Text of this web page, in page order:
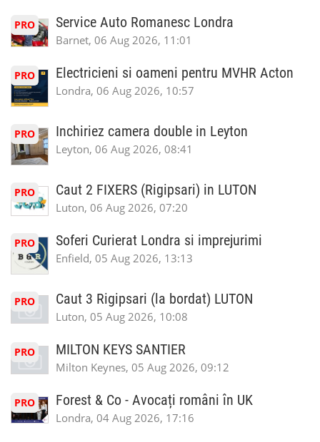
PRO Service Auto Romanesc Londra
Barnet, 06 Aug 2026, 11:01
PRO Electricieni si oameni pentru MVHR Acton
Londra, 06 Aug 2026, 10:57
PRO Inchiriez camera double in Leyton
Leyton, 06 Aug 2026, 08:41
PRO Caut 2 FIXERS (Rigipsari) in LUTON
Luton, 06 Aug 2026, 07:20
PRO Soferi Curierat Londra si imprejurimi
Enfield, 05 Aug 2026, 13:13
PRO Caut 3 Rigipsari (la bordat) LUTON
Luton, 05 Aug 2026, 10:08
PRO MILTON KEYS SANTIER
Milton Keynes, 05 Aug 2026, 09:12
PRO Forest & Co - Avocați români în UK
Londra, 04 Aug 2026, 17:16